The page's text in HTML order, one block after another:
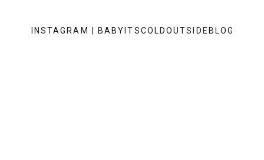
INSTAGRAM | BABYITSCOLDOUTSIDEBLOG